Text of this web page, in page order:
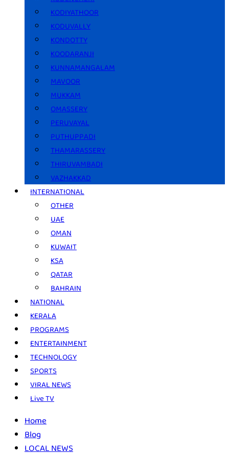
KODIYATHOOR
KODUVALLY
KONDOTTY
KOODARANJI
KUNNAMANGALAM
MAVOOR
MUKKAM
OMASSERY
PERUVAYAL
PUTHUPPADI
THAMARASSERY
THIRUVAMBADI
VAZHAKKAD
INTERNATIONAL
OTHER
UAE
OMAN
KUWAIT
KSA
QATAR
BAHRAIN
NATIONAL
KERALA
PROGRAMS
ENTERTAINMENT
TECHNOLOGY
SPORTS
VIRAL NEWS
Live TV
Home
Blog
LOCAL NEWS